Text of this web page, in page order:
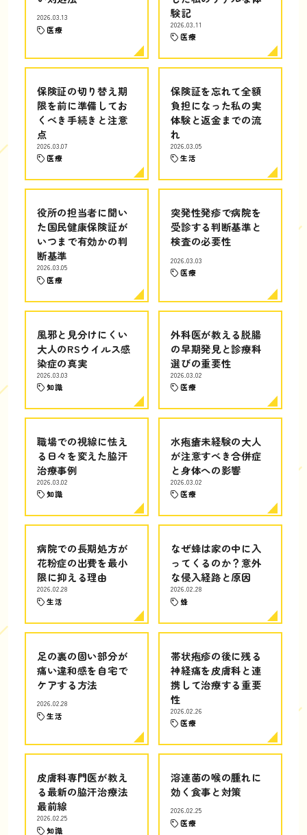
2026.03.13
医療
験記
2026.03.11
医療
保険証の切り替え期
限を前に準備してお
くべき手続きと注意
点
2026.03.07
医療
保険証を忘れて全額
負担になった私の実
体験と返金までの流
れ
2026.03.05
生活
役所の担当者に聞い
た国民健康保険証が
いつまで有効かの判
断基準
2026.03.05
医療
突発性発疹で病院を
受診する判断基準と
検査の必要性
2026.03.03
医療
風邪と見分けにくい
大人のRSウイルス感
染症の真実
2026.03.03
知識
外科医が教える脱腸
の早期発見と診療科
選びの重要性
2026.03.02
医療
職場での視線に怯え
る日々を変えた脇汗
治療事例
2026.03.02
知識
水疱瘡未経験の大人
が注意すべき合併症
と身体への影響
2026.03.02
医療
病院での長期処方が
花粉症の出費を最小
限に抑える理由
2026.02.28
生活
なぜ蜂は家の中に入
ってくるのか？意外
な侵入経路と原因
2026.02.28
蜂
足の裏の固い部分が
痛い違和感を自宅で
ケアする方法
2026.02.28
生活
帯状疱疹の後に残る
神経痛を皮膚科と連
携して治療する重要
性
2026.02.26
医療
皮膚科専門医が教え
る最新の脇汗治療法
最前線
2026.02.25
知識
溶連菌の喉の腫れに
効く食事と対策
2026.02.25
医療